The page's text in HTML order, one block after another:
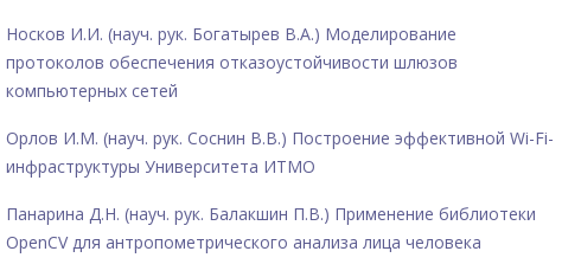
Носков И.И. (науч. рук. Богатырев В.А.) Моделирование
протоколов обеспечения отказоустойчивости шлюзов
компьютерных сетей
Орлов И.М. (науч. рук. Соснин В.В.) Построение эффективной Wi-Fi-
инфраструктуры Университета ИТМО
Панарина Д.Н. (науч. рук. Балакшин П.В.) Применение библиотеки
OpenCV для антропометрического анализа лица человека